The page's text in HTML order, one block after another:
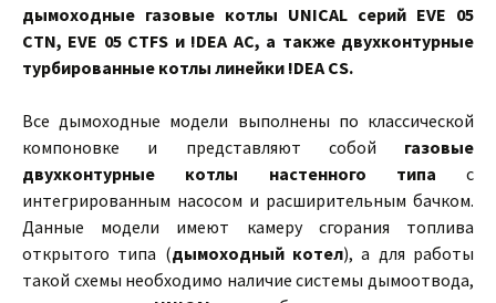
дымоходные газовые котлы UNICAL серий EVE 05
CTN, EVE 05 CTFS и !DEA AC, а также двухконтурные
турбированные котлы линейки !DEA CS.
Все дымоходные модели выполнены по классической
компоновке и представляют собой газовые
двухконтурные котлы настенного типа с
интегрированным насосом и расширительным бачком.
Данные модели имеют камеру сгорания топлива
открытого типа (дымоходный котел), а для работы
такой схемы необходимо наличие системы дымоотвода,